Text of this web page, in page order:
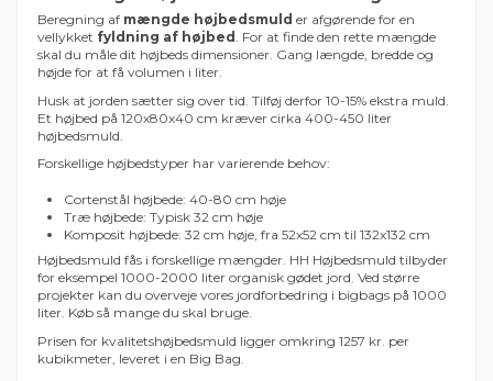
Beregning af mængde højbedsmuld er afgørende for en
vellykket fyldning af højbed
. For at finde den rette mængde
skal du måle dit højbeds dimensioner. Gang længde, bredde og
højde for at få volumen i liter.
Husk at jorden sætter sig over tid. Tilføj derfor 10-15% ekstra muld.
Et højbed på 120x80x40 cm kræver cirka 400-450 liter
højbedsmuld.
Forskellige højbedstyper har varierende behov:
Cortenstål højbede: 40-80 cm høje
Træ højbede: Typisk 32 cm høje
Komposit højbede: 32 cm høje, fra 52x52 cm til 132x132 cm
Højbedsmuld fås i forskellige mængder. HH Højbedsmuld tilbyder
for eksempel 1000-2000 liter organisk gødet jord. Ved større
projekter kan du overveje vores jordforbedring i bigbags på 1000
liter. Køb så mange du skal bruge.
Prisen for kvalitetshøjbedsmuld ligger omkring 1257 kr. per
kubikmeter, leveret i en Big Bag.